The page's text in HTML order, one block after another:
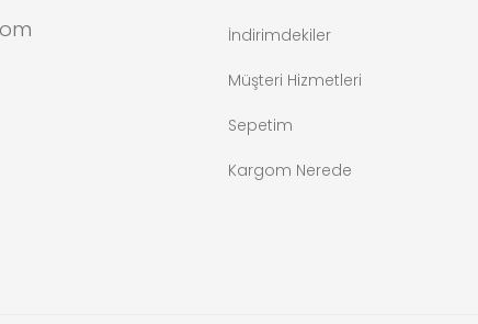
İndirimdekiler
Müşteri Hizmetleri
Sepetim
Kargom Nerede